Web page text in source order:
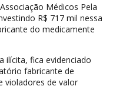
Médicos Pela
R$ 717 mil nessa
do medicamente
ilícita, fica evidenciado
fabricante de
violadores de valor